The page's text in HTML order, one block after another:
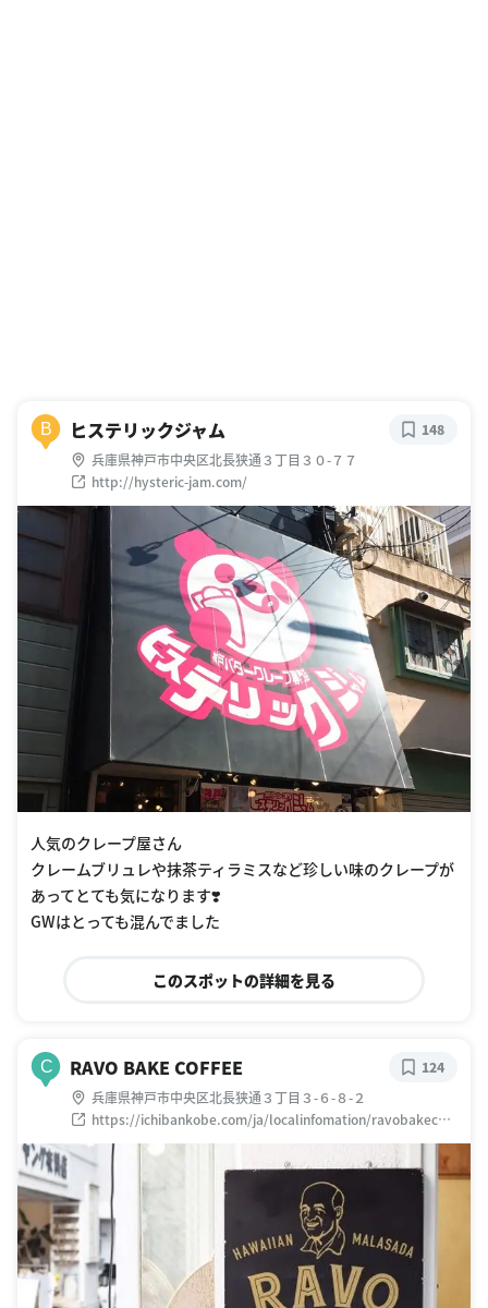
B ヒステリックジャム
兵庫県神戸市中央区北長狭通３丁目３０-７７
http://hysteric-jam.com/
148
人気のクレープ屋さん
クレームブリュレや抹茶ティラミスなど珍しい味のクレープが
あってとても気になります❣️
GWはとっても混んでました
このスポットの詳細を見る
C RAVO BAKE COFFEE
兵庫県神戸市中央区北長狭通３丁目３-６-８-２
https://ichibankobe.com/ja/localinfomation/ravobakecoff
ee/
124